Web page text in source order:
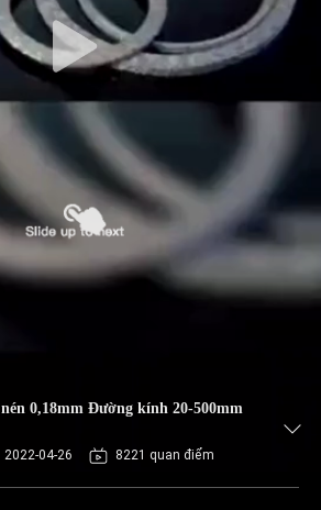
0,18mm Đường kính 20-500mm
2022-04-26 8221 quan điểm